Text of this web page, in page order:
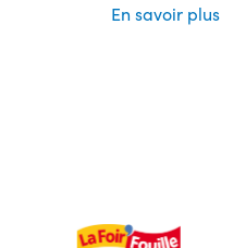
En savoir plus